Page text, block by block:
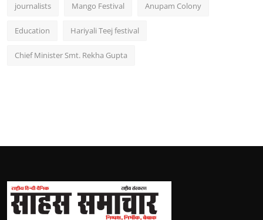
journalists Mango Festival Anupam Colony
Education Hariyali Teej festival
Chief Minister Smt. Rekha Gupta